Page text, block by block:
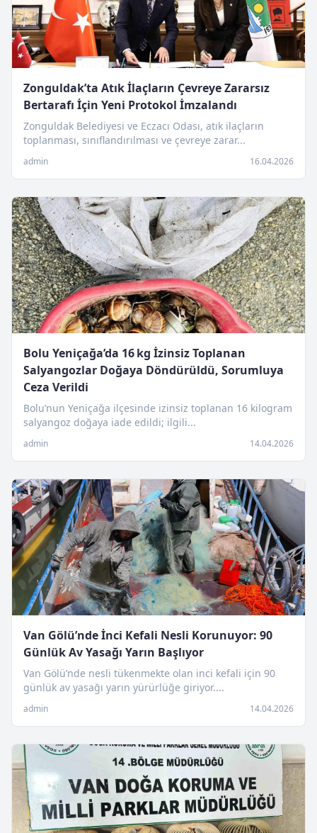
Zonguldak’ta Atık İlaçların Çevreye Zararsız
Bertarafı İçin Yeni Protokol İmzalandı
Zonguldak Belediyesi ve Eczacı Odası, atık ilaçların
toplanması, sınıflandırılması ve çevreye zarar...
admin 16.04.2026
Bolu Yeniçağa’da 16 kg İzinsiz Toplanan
Salyangozlar Doğaya Döndürüldü, Sorumluya
Ceza Verildi
Bolu’nun Yeniçağa ilçesinde izinsiz toplanan 16 kilogram
salyangoz doğaya iade edildi; ilgili...
admin 14.04.2026
Van Gölü’nde İnci Kefali Nesli Korunuyor: 90
Günlük Av Yasağı Yarın Başlıyor
Van Gölü’nde nesli tükenmekte olan inci kefali için 90
günlük av yasağı yarın yürürlüğe giriyor....
admin 14.04.2026